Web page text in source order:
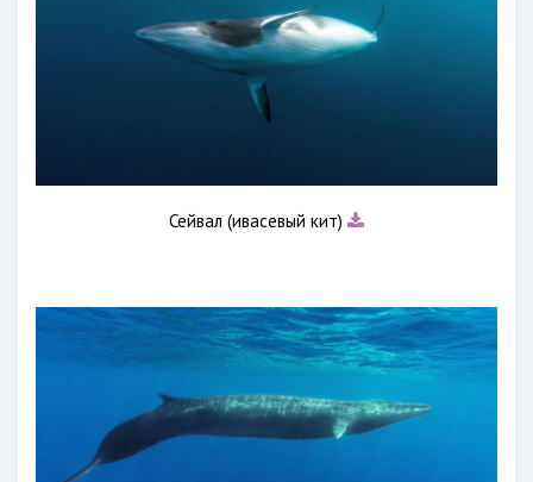
Сейвал (ивасевый кит)